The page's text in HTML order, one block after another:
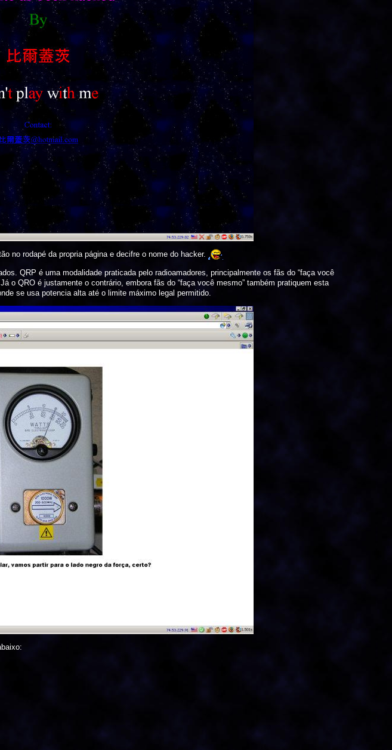
no rodapé da propria página e decifre o nome do hacker.
QRP é uma modalidade praticada pelo radioamadores, principalmente os fãs do “faça você
o QRO é justamente o contrário, embora fãs do “faça você mesmo” também pratiquem esta
se usa potencia alta até o limite máximo legal permitido.